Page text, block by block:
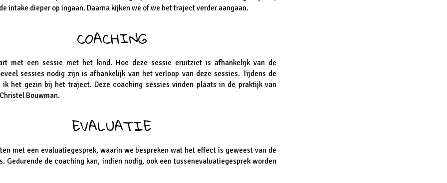
intake dieper op ingaan. Daarna kijken we of we het traject verder aangaan.
COACHING
met een sessie met het kind. Hoe deze sessie eruitziet is afhankelijk van de
sessies nodig zijn is afhankelijk van het verloop van deze sessies. Tijdens de
ik het gezin bij het traject. Deze coaching sessies vinden plaats in de praktijk van
Bouwman.
EVALUATIE
met een evaluatiegesprek, waarin we bespreken wat het effect is geweest van de
Gedurende de coaching kan, indien nodig, ook een tussenevaluatiegesprek worden